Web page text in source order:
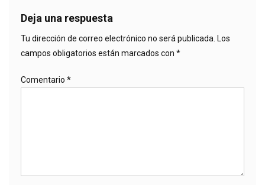
Deja una respuesta
Tu dirección de correo electrónico no será publicada. Los
campos obligatorios están marcados con *
Comentario *